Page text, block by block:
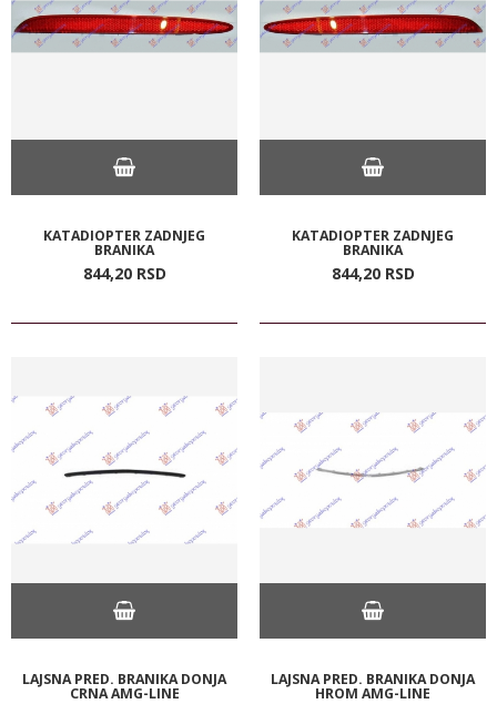
KATADIOPTER ZADNJEG
BRANIKA
844,20 RSD
KATADIOPTER ZADNJEG
BRANIKA
844,20 RSD
LAJSNA PRED. BRANIKA DONJA
CRNA AMG-LINE
LAJSNA PRED. BRANIKA DONJA
HROM AMG-LINE